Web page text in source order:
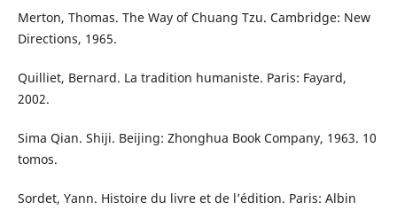
Merton, Thomas. The Way of Chuang Tzu. Cambridge: New
Directions, 1965.
Quilliet, Bernard. La tradition humaniste. Paris: Fayard,
2002.
Sima Qian. Shiji. Beijing: Zhonghua Book Company, 1963. 10
tomos.
Sordet, Yann. Histoire du livre et de l’édition. Paris: Albin